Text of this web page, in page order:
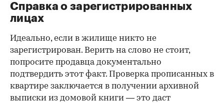
Справка о зарегистрированных
лицах
Идеально, если в жилище никто не
зарегистрирован. Верить на слово не стоит,
попросите продавца документально
подтвердить этот факт. Проверка прописанных в
квартире заключается в получении архивной
выписки из домовой книги — это даст